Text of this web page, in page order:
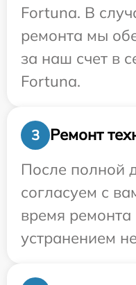
Fortuna. В
ремонта мы
за наш счет в
Fortuna.
3
Ремонт
После полной
согласуем с
время
устранением